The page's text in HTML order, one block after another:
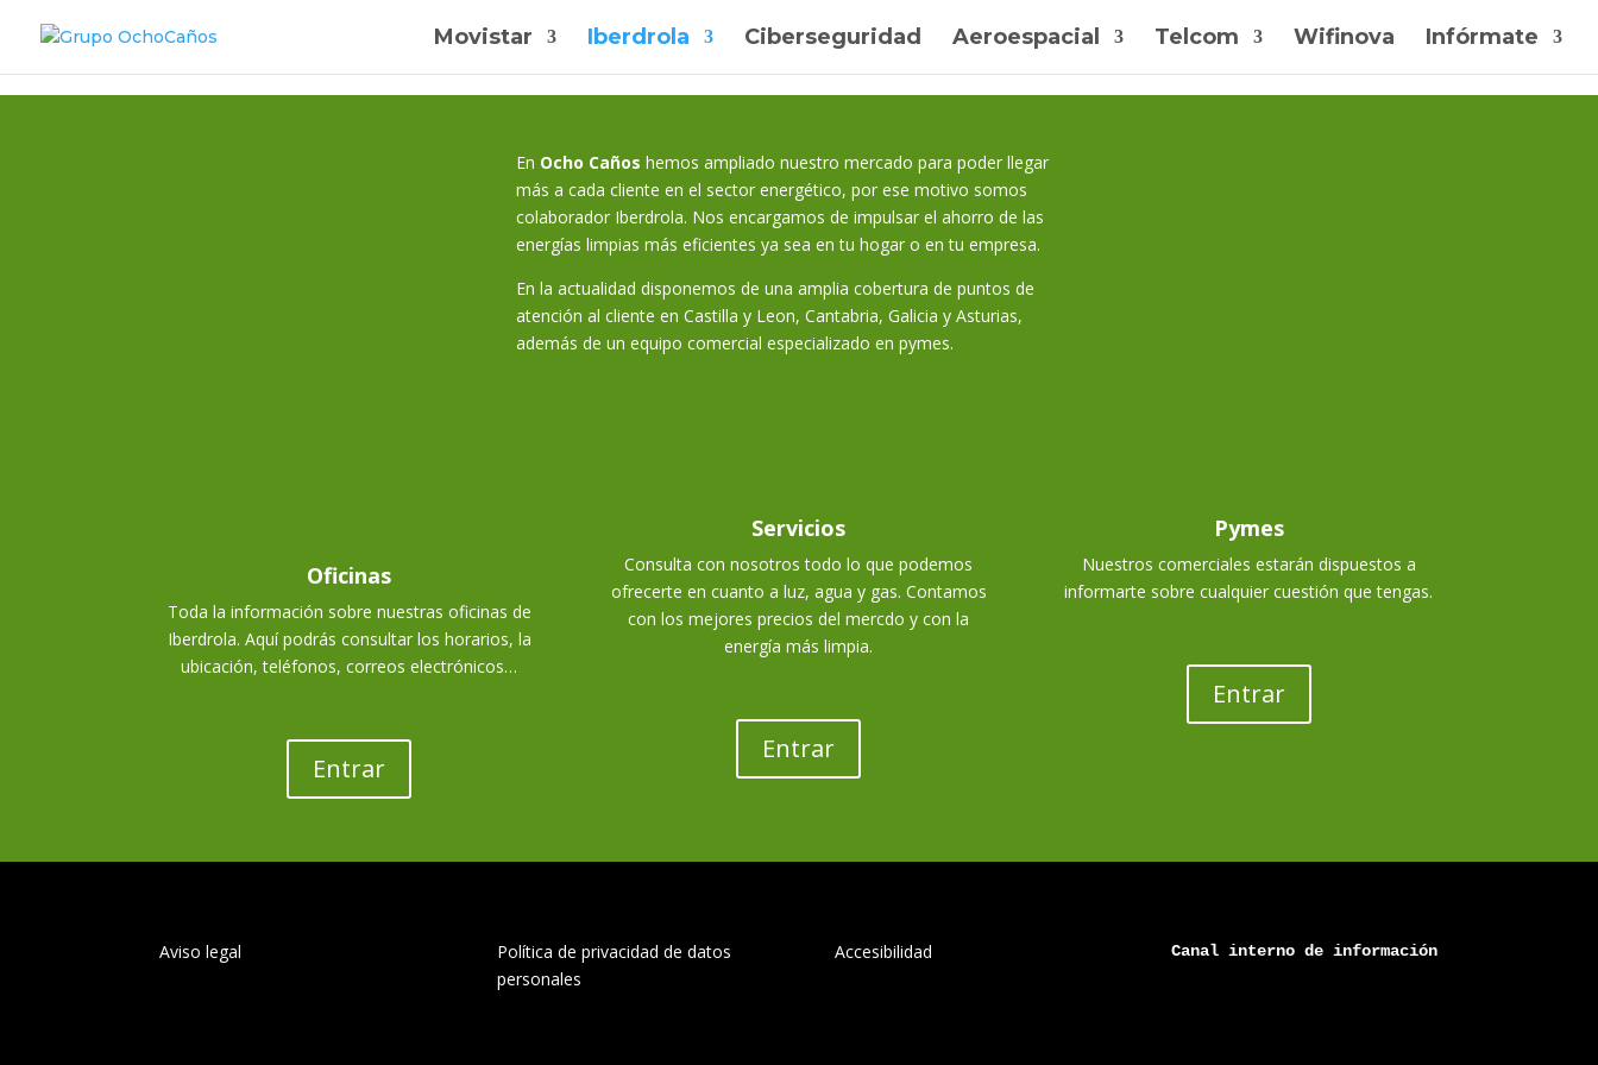
Movistar Iberdrola Ciberseguridad Aeroespacial Telcom Wifinova Infórmate
En Ocho Caños hemos ampliado nuestro mercado para poder llegar
más a cada cliente en el sector energético, por ese motivo somos
colaborador Iberdrola. Nos encargamos de impulsar el ahorro de las
energías limpias más eficientes ya sea en tu hogar o en tu empresa.
En la actualidad disponemos de una amplia cobertura de puntos de
atención al cliente en Castilla y Leon, Cantabria, Galicia y Asturias,
además de un equipo comercial especializado en pymes.
Oficinas
Toda la información sobre nuestras oficinas de
Iberdrola. Aquí podrás consultar los horarios, la
ubicación, teléfonos, correos electrónicos…
Entrar
Servicios
Consulta con nosotros todo lo que podemos
ofrecerte en cuanto a luz, agua y gas. Contamos
con los mejores precios del mercdo y con la
energía más limpia.
Entrar
Pymes
Nuestros comerciales estarán dispuestos a
informarte sobre cualquier cuestión que tengas.
Entrar
Aviso legal
Política de privacidad de datos
personales
Accesibilidad Canal interno de información